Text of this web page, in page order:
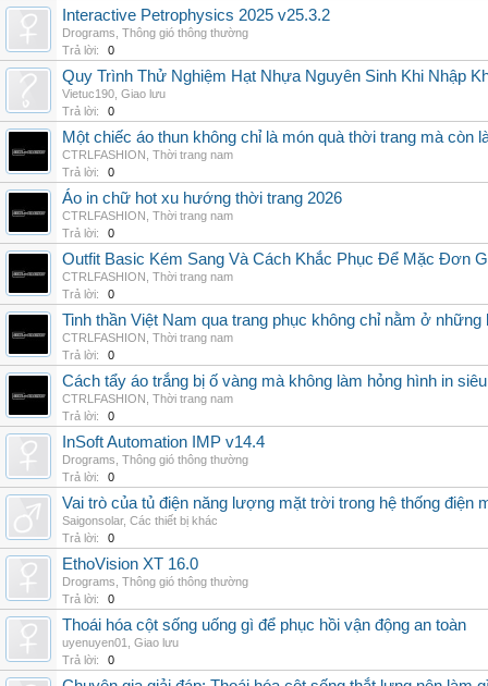
Interactive Petrophysics 2025 v25.3.2
Drograms Thông gió thông thường
Trả lời:
0
Quy Trình Thử Nghiệm Hạt Nhựa Nguyên Sinh Khi Nhập
Vietuc190 Giao lưu
Trả lời:
0
Một chiếc áo thun không chỉ là món quà thời trang mà
CTRLFASHION Thời trang nam
Trả lời:
0
Áo in chữ hot xu hướng thời trang 2026
CTRLFASHION Thời trang nam
Trả lời:
0
Outfit Basic Kém Sang Và Cách Khắc Phục Để Mặc Đơn
CTRLFASHION Thời trang nam
Trả lời:
0
Tinh thần Việt Nam qua trang phục không chỉ nằm ở
CTRLFASHION Thời trang nam
Trả lời:
0
Cách tẩy áo trắng bị ố vàng mà không làm hỏng hình in
CTRLFASHION Thời trang nam
Trả lời:
0
InSoft Automation IMP v14.4
Drograms Thông gió thông thường
Trả lời:
0
Vai trò của tủ điện năng lượng mặt trời trong hệ thống điện
Saigonsolar, Các thiết bị khác
Trả lời:
0
EthoVision XT 16.0
Drograms Thông gió thông thường
Trả lời:
0
Thoái hóa cột sống uống gì để phục hồi vận động an toàn
uyenuyen01
Giao lưu
Trả lời:
0